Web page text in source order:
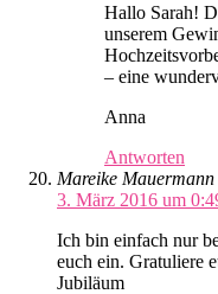
Hallo Sarah!
unserem
– eine
Anna
Antworten
Mareike Mauermann
3. März 2016 um
Ich bin einfach nur
euch ein. Gratuliere
Jubiläum